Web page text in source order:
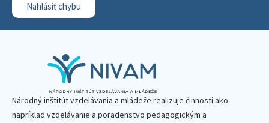
Nahlásiť chybu
Národný inštitút vzdelávania a mládeže realizuje činnosti ako
napríklad vzdelávanie a poradenstvo pedagogickým a